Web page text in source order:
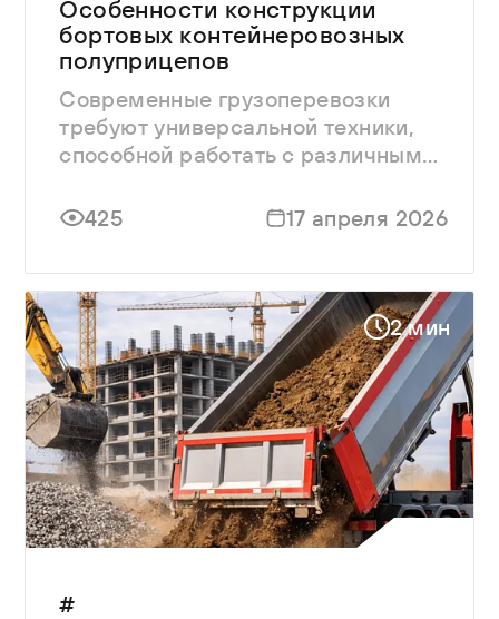
Особенности конструкции
бортовых контейнеровозных
полуприцепов
Современные грузоперевозки
требуют универсальной техники,
способной работать с различными
425
17 апреля 2026
2 мин
#